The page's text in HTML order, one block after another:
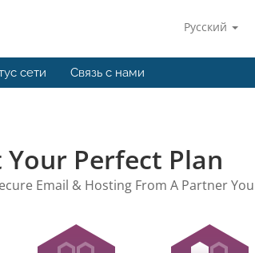
Русский
сети Связь с нами
Your Perfect Plan
Email & Hosting From A Partner